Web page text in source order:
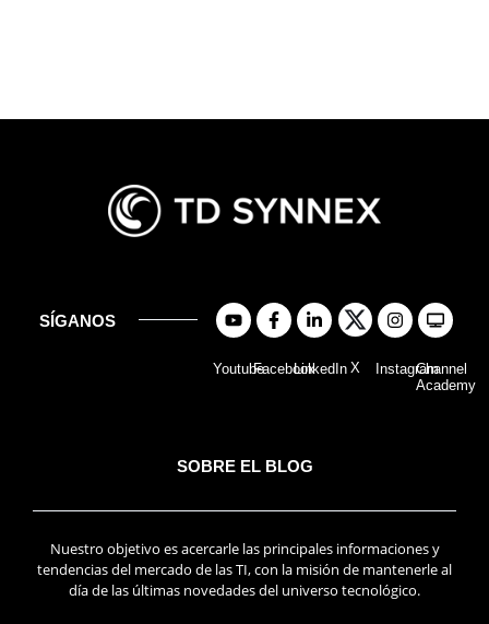
SÍGANOS
YoutubeFacebookLinkedIn X InstagramChannel
Academy
SOBRE EL BLOG
Nuestro objetivo es acercarle las principales informaciones y
tendencias del mercado de las TI, con la misión de mantenerle al
día de las últimas novedades del universo tecnológico.